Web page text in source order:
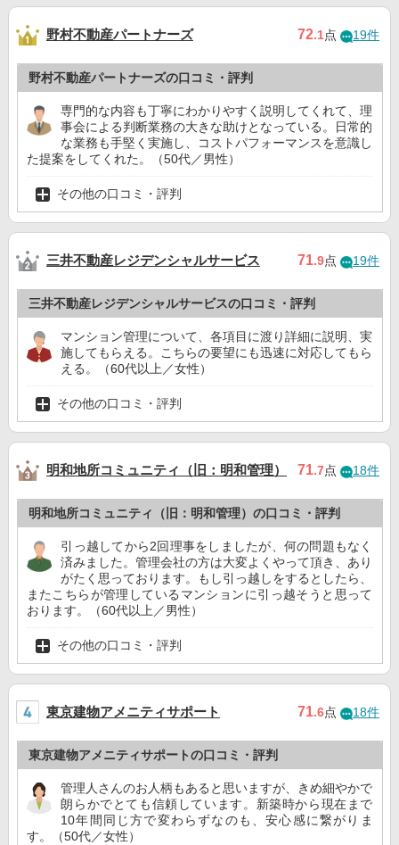
野村不動産パートナーズ 72.1点 19件
野村不動産パートナーズの口コミ・評判
専門的な内容も丁寧にわかりやすく説明してくれて、理
事会による判断業務の大きな助けとなっている。日常的
な業務も手堅く実施し、コストパフォーマンスを意識し
た提案をしてくれた。（50代／男性）
その他の口コミ・評判
三井不動産レジデンシャルサービス 71.9点 19件
三井不動産レジデンシャルサービスの口コミ・評判
マンション管理について、各項目に渡り詳細に説明、実
施してもらえる。こちらの要望にも迅速に対応してもら
える。（60代以上／女性）
その他の口コミ・評判
明和地所コミュニティ（旧：明和管理） 71.7点 18件
明和地所コミュニティ（旧：明和管理）の口コミ・評判
引っ越してから2回理事をしましたが、何の問題もなく
済みました。管理会社の方は大変よくやって頂き、あり
がたく思っております。もし引っ越しをするとしたら、
またこちらが管理しているマンションに引っ越そうと思って
おります。（60代以上／男性）
その他の口コミ・評判
東京建物アメニティサポート 71.6点 18件
東京建物アメニティサポートの口コミ・評判
管理人さんのお人柄もあると思いますが、きめ細やかで
朗らかでとても信頼しています。新築時から現在まで
10年間同じ方で変わらずなのも、安心感に繋がりま
す。（50代／女性）